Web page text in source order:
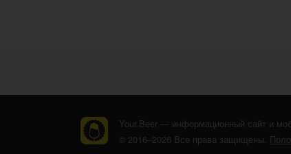
Your.Beer — информационный сайт и
© 2016–2026 Все права защищены.